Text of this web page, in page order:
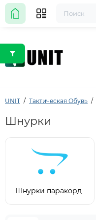
UNIT Тактическая Обувь
Шнурки
Шнурки паракорд